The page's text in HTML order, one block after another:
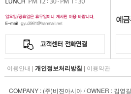
이용안내 | 개인정보처리방침 | 이용약관
COMPANY : (주)비젼아시아 / OWNER : 김영길